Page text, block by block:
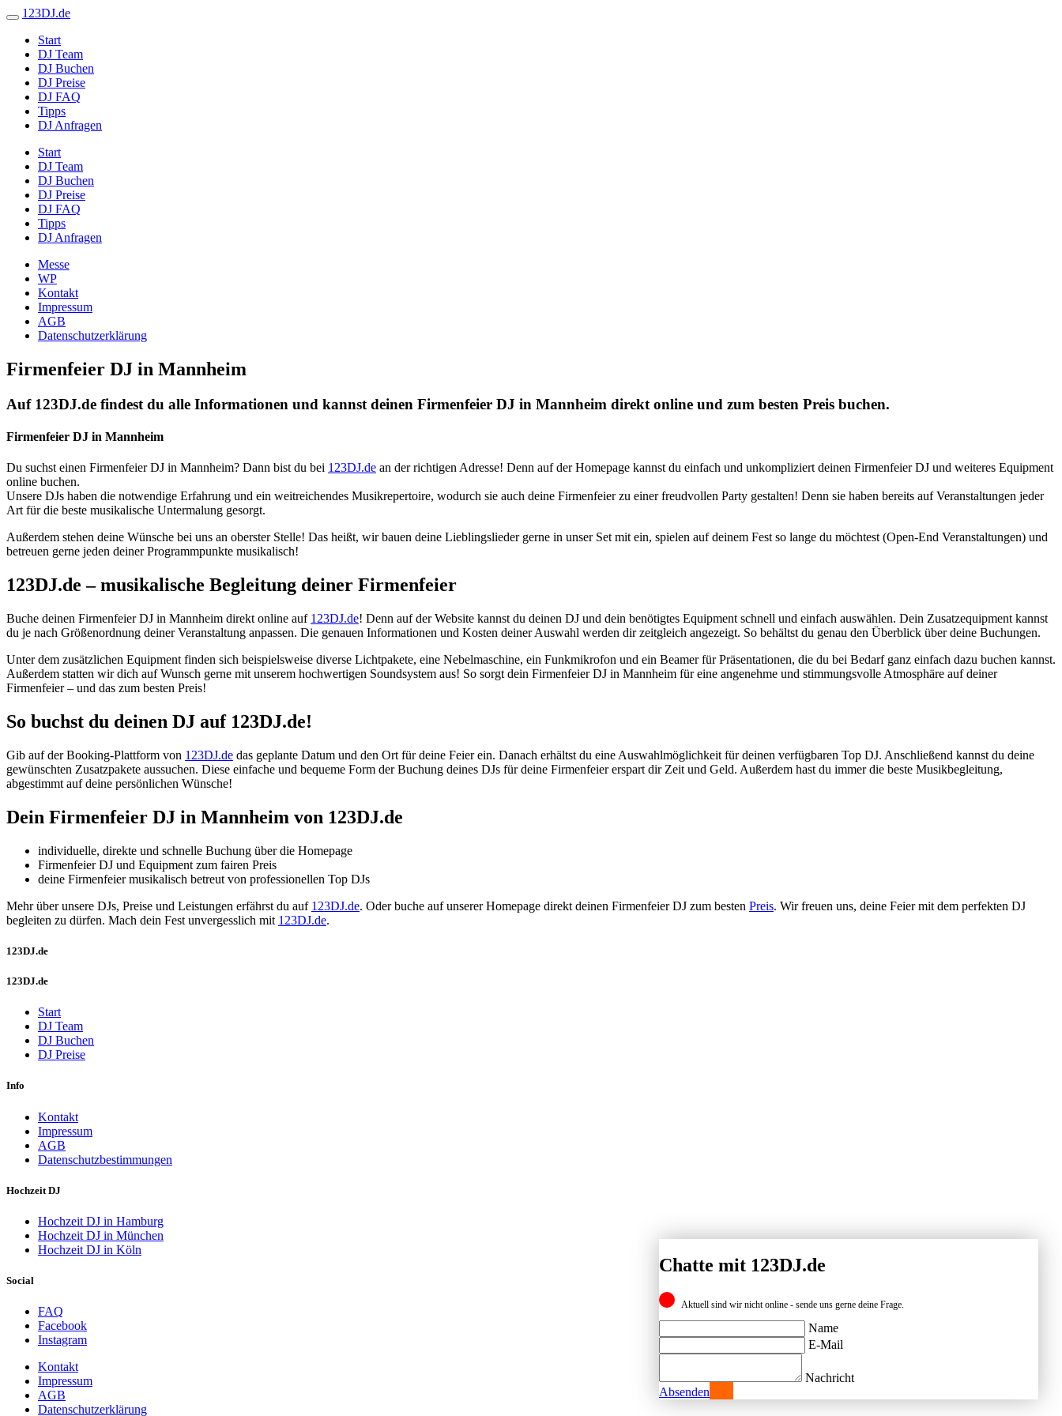
123DJ.de
Start
DJ Team
DJ Buchen
DJ Preise
DJ FAQ
Tipps
DJ Anfragen
Start
DJ Team
DJ Buchen
DJ Preise
DJ FAQ
Tipps
DJ Anfragen
Messe
WP
Kontakt
Impressum
AGB
Datenschutzerklärung
Firmenfeier DJ in Mannheim
Auf 123DJ.de findest du alle Informationen und kannst deinen Firmenfeier DJ in Mannheim direkt online und zum besten Preis buchen.
Firmenfeier DJ in Mannheim
Du suchst einen Firmenfeier DJ in Mannheim? Dann bist du bei 123DJ.de an der richtigen Adresse! Denn auf der Homepage kannst du einfach und unkompliziert deinen Firmenfeier DJ und weiteres Equipment
online buchen.
Unsere DJs haben die notwendige Erfahrung und ein weitreichendes Musikrepertoire, wodurch sie auch deine Firmenfeier zu einer freudvollen Party gestalten! Denn sie haben bereits auf Veranstaltungen jeder
Art für die beste musikalische Untermalung gesorgt.
Außerdem stehen deine Wünsche bei uns an oberster Stelle! Das heißt, wir bauen deine Lieblingslieder gerne in unser Set mit ein, spielen auf deinem Fest so lange du möchtest (Open-End Veranstaltungen) und
betreuen gerne jeden deiner Programmpunkte musikalisch!
123DJ.de – musikalische Begleitung deiner Firmenfeier
Buche deinen Firmenfeier DJ in Mannheim direkt online auf 123DJ.de! Denn auf der Website kannst du deinen DJ und dein benötigtes Equipment schnell und einfach auswählen. Dein Zusatzequipment kannst
du je nach Größenordnung deiner Veranstaltung anpassen. Die genauen Informationen und Kosten deiner Auswahl werden dir zeitgleich angezeigt. So behältst du genau den Überblick über deine Buchungen.
Unter dem zusätzlichen Equipment finden sich beispielsweise diverse Lichtpakete, eine Nebelmaschine, ein Funkmikrofon und ein Beamer für Präsentationen, die du bei Bedarf ganz einfach dazu buchen kannst.
Außerdem statten wir dich auf Wunsch gerne mit unserem hochwertigen Soundsystem aus! So sorgt dein Firmenfeier DJ in Mannheim für eine angenehme und stimmungsvolle Atmosphäre auf deiner
Firmenfeier – und das zum besten Preis!
So buchst du deinen DJ auf 123DJ.de!
Gib auf der Booking-Plattform von 123DJ.de das geplante Datum und den Ort für deine Feier ein. Danach erhältst du eine Auswahlmöglichkeit für deinen verfügbaren Top DJ. Anschließend kannst du deine
gewünschten Zusatzpakete aussuchen. Diese einfache und bequeme Form der Buchung deines DJs für deine Firmenfeier erspart dir Zeit und Geld. Außerdem hast du immer die beste Musikbegleitung,
abgestimmt auf deine persönlichen Wünsche!
Dein Firmenfeier DJ in Mannheim von 123DJ.de
individuelle, direkte und schnelle Buchung über die Homepage
Firmenfeier DJ und Equipment zum fairen Preis
deine Firmenfeier musikalisch betreut von professionellen Top DJs
Mehr über unsere DJs, Preise und Leistungen erfährst du auf 123DJ.de. Oder buche auf unserer Homepage direkt deinen Firmenfeier DJ zum besten Preis. Wir freuen uns, deine Feier mit dem perfekten DJ
begleiten zu dürfen. Mach dein Fest unvergesslich mit 123DJ.de.
123DJ.de
123DJ.de
Start
DJ Team
DJ Buchen
DJ Preise
Info
Kontakt
Impressum
AGB
Datenschutzbestimmungen
Hochzeit DJ
Hochzeit DJ in Hamburg
Hochzeit DJ in München
Hochzeit DJ in Köln
Social
FAQ
Facebook
Instagram
Kontakt
Impressum
AGB
Datenschutzerklärung
Chatte mit 123DJ.de
Aktuell sind wir nicht online - sende uns gerne deine Frage.
Name
E-Mail
Nachricht
Absenden